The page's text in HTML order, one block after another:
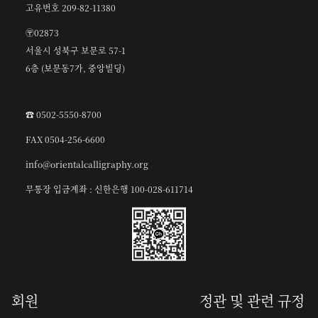
고유번호 209-82-11380
〶02873
서울시 성북구 보문로 57-1
6층 (보문동7가, 중앙빌딩)
☎︎ 0502-5550-8700
FAX 0504-256-6600
info@orientalcalligraphy.org
무통장 입금계좌 : 신한은행 100-028-611714
회원 정관 및 관련 규정